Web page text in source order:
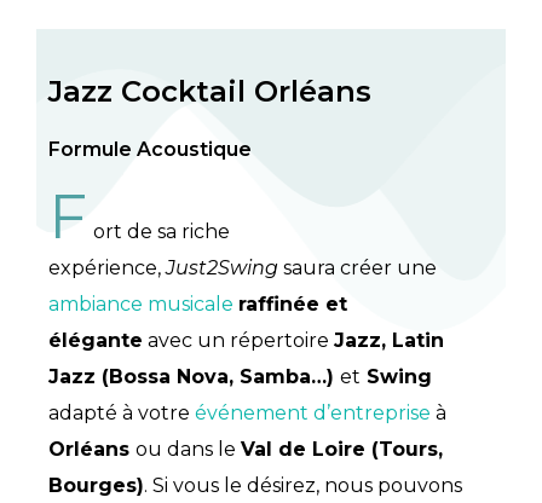
Jazz Cocktail Orléans
Formule Acoustique
F ort de sa riche
expérience,Just2Swing saura créer une
ambiance musicale raffinée et
élégante avec un répertoire Jazz, Latin
Jazz (Bossa Nova, Samba…) et Swing
adapté à votre événement d’entreprise à
Orléans ou dans le Val de Loire (Tours,
Bourges). Si vous le désirez, nous pouvons